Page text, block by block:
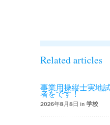
Related articles
事業用操縦士実地
者をです！
2026年8月8日 in 学校